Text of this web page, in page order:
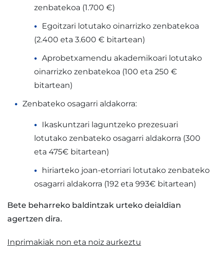
zenbatekoa (1.700 €)
Egoitzari lotutako oinarrizko zenbatekoa
(2.400 eta 3.600 € bitartean)
Aprobetxamendu akademikoari lotutako
oinarrizko zenbatekoa (100 eta 250 €
bitartean)
Zenbateko osagarri aldakorra:
Ikaskuntzari laguntzeko prezesuari
lotutako zenbateko osagarri aldakorra (300
eta 475€ bitartean)
hiriarteko joan-etorriari lotutako zenbateko
osagarri aldakorra (192 eta 993€ bitartean)
Bete beharreko baldintzak urteko deialdian
agertzen dira.
Inprimakiak non eta noiz aurkeztu